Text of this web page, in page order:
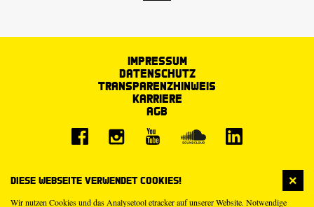
Diese Webseite verwendet Cookies!
Wir nutzen Cookies und das Analysetool etracker auf unserer Website. Notwendige
Impressum
Datenschutz
Transparenzhinweis
Karriere
AGB